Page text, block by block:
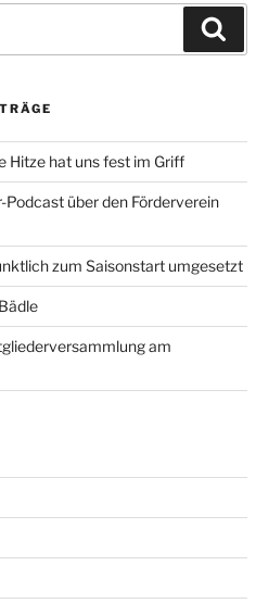
Hitze hat uns fest im Griff
über den Förderverein
zum Saisonstart umgesetzt
am